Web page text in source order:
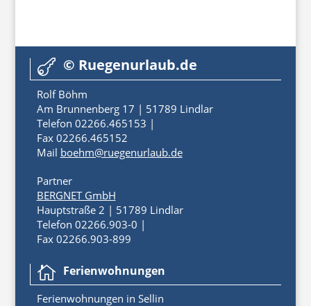
 © Ruegenurlaub.de
Rolf Böhm
Am Brunnenberg 17 | 51789 Lindlar
Telefon 02266.465153 |
Fax 02266.465152
Mail boehm@ruegenurlaub.de
Partner
BERGNET GmbH
Hauptstraße 2 | 51789 Lindlar
Telefon 02266.903-0 |
Fax 02266.903-899
 Ferienwohnungen
Ferienwohnungen in Sellin